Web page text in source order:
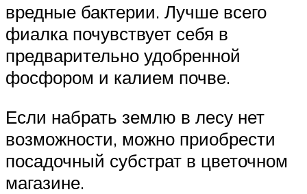
вредные бактерии. Лучше всего
фиалка почувствует себя в
предварительно удобренной
фосфором и калием почве.
Если набрать землю в лесу нет
возможности, можно приобрести
посадочный субстрат в цветочном
магазине.